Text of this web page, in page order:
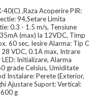
,Raza Acoperire PIR:
94,Setare Limita
0.3 - 1.5 m/s, Tensiune
(max) la 12VDC, Timp
60 sec, Iesire Alarma: Tip C
28 VDC, 0.1A max, Intrare
Initializare, Alarma
grade Celsius, Umiditate
Instalare: Perete (Exterior,
Ajustare Suport: Vertical:
g